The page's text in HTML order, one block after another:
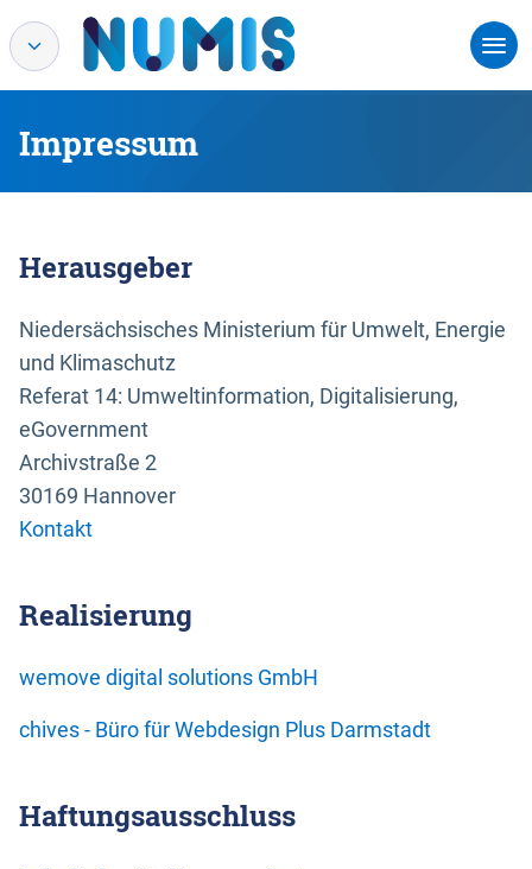
Impressum
Herausgeber
Niedersächsisches Ministerium für Umwelt, Energie
und Klimaschutz
Referat 14: Umweltinformation, Digitalisierung,
eGovernment
Archivstraße 2
30169 Hannover
Kontakt
Realisierung
wemove digital solutions GmbH
chives - Büro für Webdesign Plus Darmstadt
Haftungsausschluss